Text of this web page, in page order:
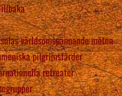
världsomspännande möten
pilgrimsfärder
retreater